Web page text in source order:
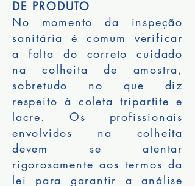
DE PRODUTO
No momento da inspeção
sanitária é comum verificar
a falta do correto cuidado
na colheita de amostra,
sobretudo no que diz
respeito à coleta tripartite e
lacre. Os profissionais
envolvidos na colheita
devem se atentar
rigorosamente aos termos da
lei para garantir a análise